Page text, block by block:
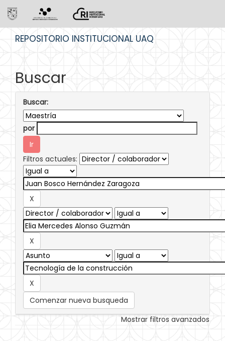
REPOSITORIO INSTITUCIONAL UAQ
Buscar
Buscar:
por
Filtros actuales:
Comenzar nueva busqueda
Mostrar filtros avanzados